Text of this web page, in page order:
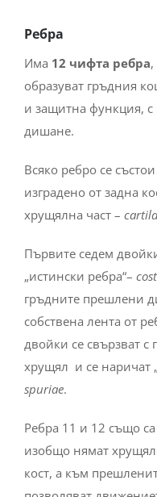
Ребра
Има 12 чифта ребра
образуват гръдния
и защитна функция,
дишане.
Всяко ребро се
изградено от задна
хрущялна част –
Първите седем
„истински ребра“–
гръдните прешлени
собствена лента от
двойки се свързват с
хрущял и се наричат
spuriae.
Ребра 11 и 12 също са
изобщо нямат
кост, а към